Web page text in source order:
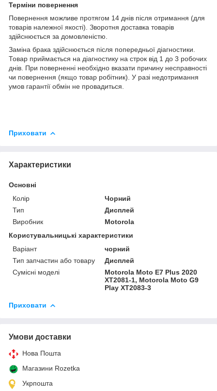
Терміни повернення
Повернення можливе протягом 14 днів після отримання (для
товарів належної якості). Зворотня доставка товарів
здійснюється за домовленістю.
Заміна брака здійснюється після попередньої діагностики.
Товар приймається на діагностику на строк від 1 до 3 робочих
днів. При поверненні необхідно вказати причину несправності
чи повернення (якщо товар робітник). У разі недотримання
умов гарантії обмін не провадиться.
Приховати
Характеристики
Основні
Колір
Чорний
Тип
Дисплей
Виробник
Motorola
Користувальницькі характеристики
Варіант
чорний
Тип запчастин або товару
Дисплей
Сумісні моделі
Motorola Moto E7 Plus 2020
XT2081-1, Motorola Moto G9
Play XT2083-3
Приховати
Умови доставки
Нова Пошта
Магазини Rozetka
Укрпошта